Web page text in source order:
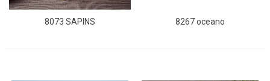
8073 SAPINS 8267 oceano